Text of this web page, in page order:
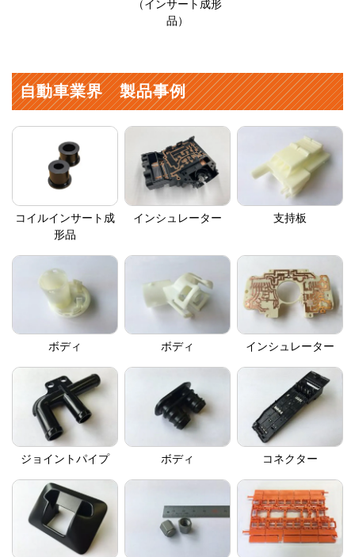
（インサート成形
品）
自動車業界 製品事例
コイルインサート成
形品
インシュレーター 支持板
ボディ ボディ インシュレーター
ジョイントパイプ ボディ コネクター